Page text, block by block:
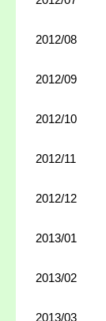
2012/08
2012/09
2012/10
2012/11
2012/12
2013/01
2013/02
2013/03